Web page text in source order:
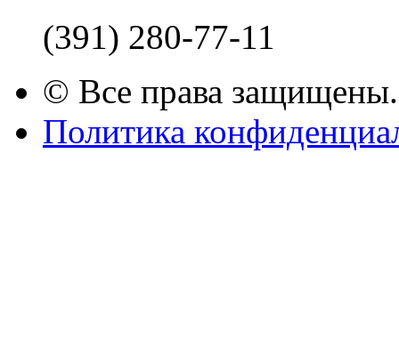
(391) 280-77-11
© Все права защищены.
Политика